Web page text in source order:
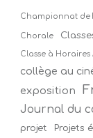
Championnat de
Chorale
Classe à Horaires
collège au
exposition
Journal du
projet
Projets